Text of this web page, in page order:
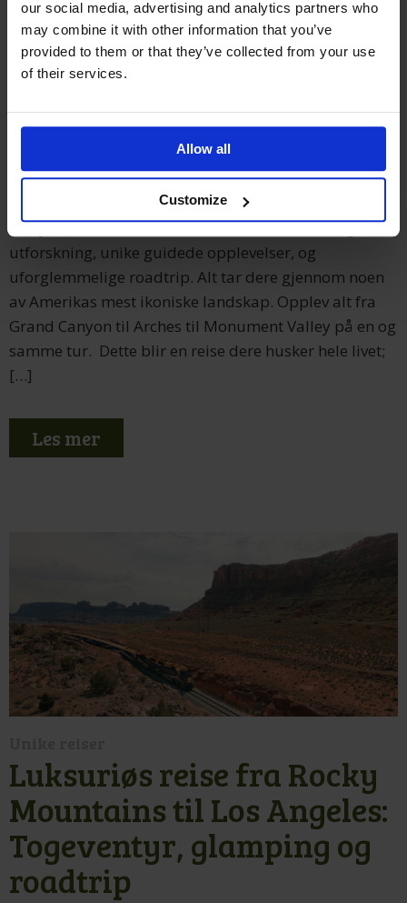
our social media, advertising and analytics partners who
may combine it with other information that you’ve
provided to them or that they’ve collected from your use
of their services.
Allow all
Customize
Unike reiser
Eventyrreise i USAs
nydelige natur og kule
storbyer
Bli med på en eventyrreise fra Salt Lake City til
Hollywood. Denne turen kombinerer selvstendig
utforskning, unike guidede opplevelser, og
uforglemmelige roadtrip. Alt tar dere gjennom noen
av Amerikas mest ikoniske landskap. Opplev alt fra
Grand Canyon til Arches til Monument Valley på en og
samme tur. Dette blir en reise dere husker hele livet;
[…]
Les mer
Luksuriøs reise fra Rocky
Mountains til Los Angeles:
Togeventyr, glamping og
roadtrip